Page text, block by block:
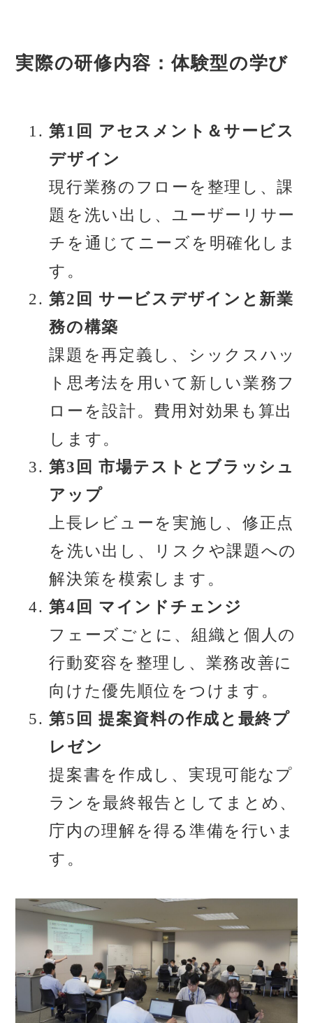
実際の研修内容：体験型の学び
第1回 アセスメント＆サービス
デザイン
現行業務のフローを整理し、課
題を洗い出し、ユーザーリサー
チを通じてニーズを明確化しま
す。
第2回 サービスデザインと新業
務の構築
課題を再定義し、シックスハッ
ト思考法を用いて新しい業務フ
ローを設計。費用対効果も算出
します。
第3回 市場テストとブラッシュ
アップ
上長レビューを実施し、修正点
を洗い出し、リスクや課題への
解決策を模索します。
第4回 マインドチェンジ
フェーズごとに、組織と個人の
行動変容を整理し、業務改善に
向けた優先順位をつけます。
第5回 提案資料の作成と最終プ
レゼン
提案書を作成し、実現可能なプ
ランを最終報告としてまとめ、
庁内の理解を得る準備を行いま
す。